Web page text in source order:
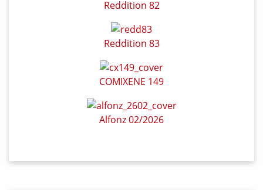
Reddition 82
Reddition 83
COMIXENE 149
Alfonz 02/2026